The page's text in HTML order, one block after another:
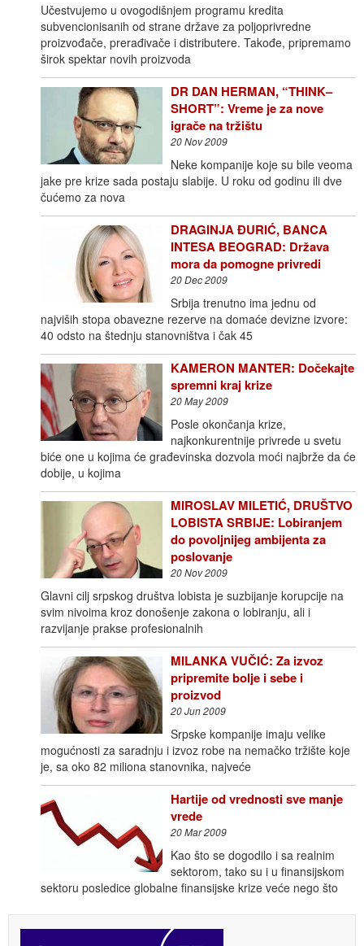
Učestvujemo u ovogodišnjem programu kredita
subvencionisanih od strane države za poljoprivredne
proizvođače, prerađivače i distributere. Takođe, pripremamo
širok spektar novih proizvoda
DR DAN HERMAN, “THINK–
SHORT”: Vreme je za nove
igrače na tržištu
20 Nov 2009
Neke kompanije koje su bile veoma
jake pre krize sada postaju slabije. U roku od godinu ili dve
čućemo za nova
DRAGINJA ĐURIĆ, BANCA
INTESA BEOGRAD: Država
mora da pomogne privredi
20 Dec 2009
Srbija trenutno ima jednu od
najviših stopa obavezne rezerve na domaće devizne izvore:
40 odsto na štednju stanovništva i čak 45
KAMERON MANTER: Dočekajte
spremni kraj krize
20 May 2009
Posle okončanja krize,
najkonkurentnije privrede u svetu
biće one u kojima će građevinska dozvola moći najbrže da će
dobije, u kojima
MIROSLAV MILETIĆ, DRUŠTVO
LOBISTA SRBIJE: Lobiranjem
do povoljnijeg ambijenta za
poslovanje
20 Nov 2009
Glavni cilj srpskog društva lobista je suzbijanje korupcije na
svim nivoima kroz donošenje zakona o lobiranju, ali i
razvijanje prakse profesionalnih
MILANKA VUČIĆ: Za izvoz
pripremite bolje i sebe i
proizvod
20 Jun 2009
Srpske kompanije imaju velike
mogućnosti za saradnju i izvoz robe na nemačko tržište koje
je, sa oko 82 miliona stanovnika, najveće
Hartije od vrednosti sve manje
vrede
20 Mar 2009
Kao što se dogodilo i sa realnim
sektorom, tako su i u finansijskom
sektoru posledice globalne finansijske krize veće nego što